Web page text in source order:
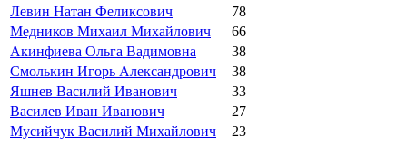
Левин Натан Феликсович
78
Медников Михаил Михайлович
66
Акинфиева Ольга Вадимовна
38
Смолькин Игорь Александрович
38
Яшнев Василий Иванович
33
Василев Иван Иванович
27
Мусийчук Василий Михайлович
23